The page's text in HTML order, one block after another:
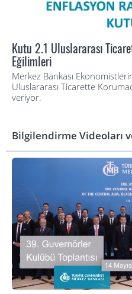
Kutu 2.1 Uluslararası
Eğilimleri
Merkez Bankası
Uluslararası Ticarette
veriyor.
Bilgilendirme Videoları